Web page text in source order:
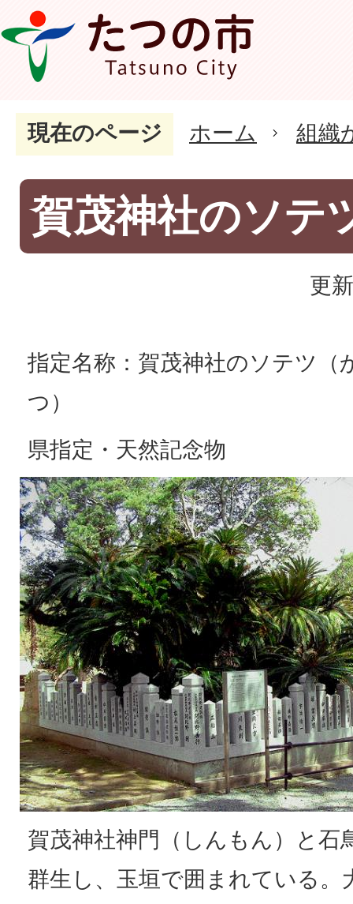
現在のページ ホーム 組織
賀茂神社のソテ
更
指定名称：賀茂神社のソテツ（
つ）
県指定・天然記念物
賀茂神社神門（しんもん）と石
群生し、玉垣で囲まれている